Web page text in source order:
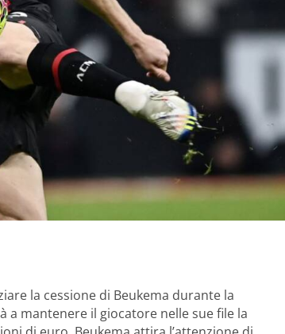
la cessione di Beukema durante la
mantenere il giocatore nelle sue file la